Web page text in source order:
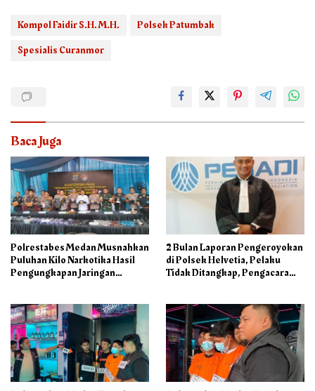
Kompol Faidir S.H. M.H.
Polsek Patumbak
Spesialis Curanmor
Baca Juga
Polrestabes Medan Musnahkan
Puluhan Kilo Narkotika Hasil
Pengungkapan Jaringan
2 Bulan Laporan Pengeroyokan
di Polsek Helvetia, Pelaku
Tidak Ditangkap, Pengacara